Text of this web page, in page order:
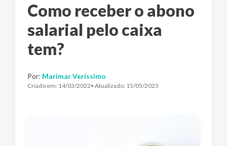
Como receber o abono
salarial pelo caixa
tem?
Por: Marimar Veríssimo
Criado em: 14/03/2022• Atualizado: 15/05/2023